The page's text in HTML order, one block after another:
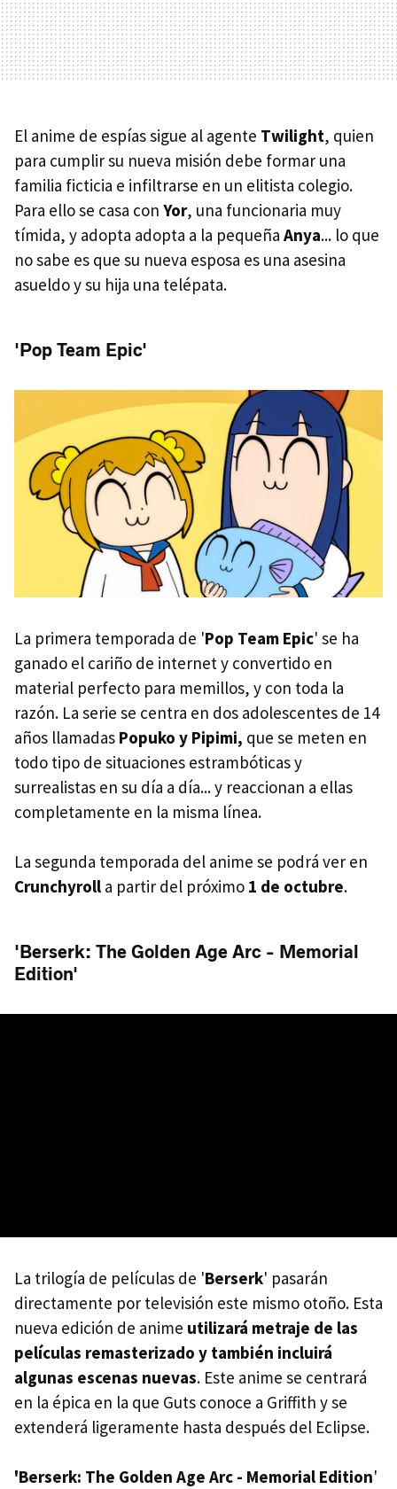
El anime de espías sigue al agente Twilight, quien
para cumplir su nueva misión debe formar una
familia ficticia e infiltrarse en un elitista colegio.
Para ello se casa con Yor, una funcionaria muy
tímida, y adopta adopta a la pequeña Anya... lo que
no sabe es que su nueva esposa es una asesina
asueldo y su hija una telépata.
'Pop Team Epic'
La primera temporada de 'Pop Team Epic' se ha
ganado el cariño de internet y convertido en
material perfecto para memillos, y con toda la
razón. La serie se centra en dos adolescentes de 14
años llamadas Popuko y Pipimi, que se meten en
todo tipo de situaciones estrambóticas y
surrealistas en su día a día... y reaccionan a ellas
completamente en la misma línea.
La segunda temporada del anime se podrá ver en
Crunchyroll a partir del próximo 1 de octubre.
'Berserk: The Golden Age Arc - Memorial
Edition'
La trilogía de películas de 'Berserk' pasarán
directamente por televisión este mismo otoño. Esta
nueva edición de anime utilizará metraje de las
películas remasterizado y también incluirá
algunas escenas nuevas. Este anime se centrará
en la épica en la que Guts conoce a Griffith y se
extenderá ligeramente hasta después del Eclipse.
'Berserk: The Golden Age Arc - Memorial Edition'